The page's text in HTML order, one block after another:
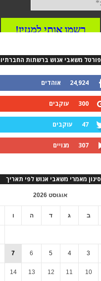
פורטל משאבי אנוש ברשתות
24,924 אוהדים
300 עוקבים
47 עוקבים
307 מנויים
סינון מאמרי משאבי אנוש לפי תאריך
אוגוסט 2026
ב ג ד ה ו
3
4
5
6
7
10
11
12
13
14